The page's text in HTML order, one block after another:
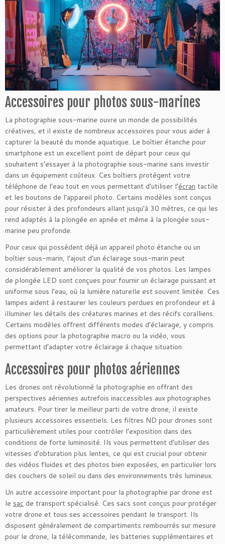
Accessoires pour photos sous-marines
La photographie sous-marine ouvre un monde de possibilités
créatives, et il existe de nombreux accessoires pour vous aider à
capturer la beauté du monde aquatique. Le boîtier étanche pour
smartphone est un excellent point de départ pour ceux qui
souhaitent s’essayer à la photographie sous-marine sans investir
dans un équipement coûteux. Ces boîtiers protègent votre
téléphone de l’eau tout en vous permettant d’utiliser l’écran tactile
et les boutons de l’appareil photo. Certains modèles sont conçus
pour résister à des profondeurs allant jusqu’à 30 mètres, ce qui les
rend adaptés à la plongée en apnée et même à la plongée sous-
marine peu profonde.
Pour ceux qui possèdent déjà un appareil photo étanche ou un
boîtier sous-marin, l’ajout d’un éclairage sous-marin peut
considérablement améliorer la qualité de vos photos. Les lampes
de plongée LED sont conçues pour fournir un éclairage puissant et
uniforme sous l’eau, où la lumière naturelle est souvent limitée. Ces
lampes aident à restaurer les couleurs perdues en profondeur et à
illuminer les détails des créatures marines et des récifs coralliens.
Certains modèles offrent différents modes d’éclairage, y compris
des options pour la photographie macro ou la vidéo, vous
permettant d’adapter votre éclairage à chaque situation.
Accessoires pour photos aériennes
Les drones ont révolutionné la photographie en offrant des
perspectives aériennes autrefois inaccessibles aux photographes
amateurs. Pour tirer le meilleur parti de votre drone, il existe
plusieurs accessoires essentiels. Les filtres ND pour drones sont
particulièrement utiles pour contrôler l’exposition dans des
conditions de forte luminosité. Ils vous permettent d’utiliser des
vitesses d’obturation plus lentes, ce qui est crucial pour obtenir
des vidéos fluides et des photos bien exposées, en particulier lors
des couchers de soleil ou dans des environnements très lumineux.
Un autre accessoire important pour la photographie par drone est
le sac de transport spécialisé. Ces sacs sont conçus pour protéger
votre drone et tous ses accessoires pendant le transport. Ils
disposent généralement de compartiments rembourrés sur mesure
pour le drone, la télécommande, les batteries supplémentaires et